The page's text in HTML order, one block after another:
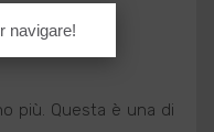
più. Questa è una di
navigare!